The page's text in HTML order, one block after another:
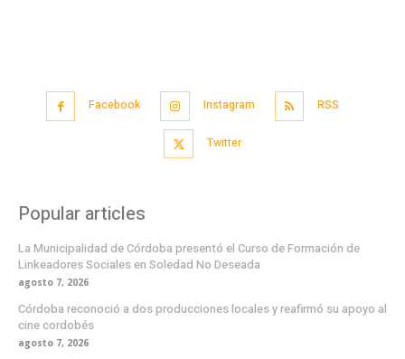
Facebook Instagram RSS
Twitter
Popular articles
La Municipalidad de Córdoba presentó el Curso de Formación de
Linkeadores Sociales en Soledad No Deseada
agosto 7, 2026
Córdoba reconoció a dos producciones locales y reafirmó su apoyo al
cine cordobés
agosto 7, 2026